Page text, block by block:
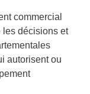
commercial
les décisions et
autorisent ou